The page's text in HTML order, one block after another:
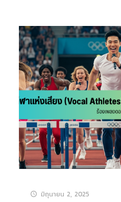
มิถุนายน 2, 2025